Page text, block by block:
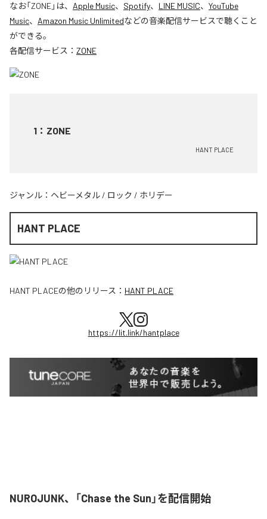
なお「ZONE」は、 Apple Music、 Spotify、 LINE MUSIC、 YouTube
Music、 Amazon Music Unlimitedなどの音楽配信サービスで聴くこと
ができる。
各配信サービス： ZONE
1 ： ZONE
HANT PLACE
ジャンル： ヘビーメタル / ロック / ホリデー
HANT PLACE
HANT PLACEの他のリリース： HANT PLACE
https://lit.link/hantplace
NUROJUNK、「Chase the Sun」を配信開始